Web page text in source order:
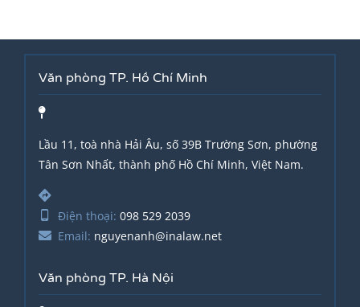
Văn phòng TP. Hồ Chí Minh
Lầu 11, toà nhà Hải Âu, số 39B Trường Sơn, phường
Tân Sơn Nhất, thành phố Hồ Chí Minh, Việt Nam.
Điện thoại: 098 529 2039
Email: nguyenanh@inalaw.net
Văn phòng TP. Hà Nội